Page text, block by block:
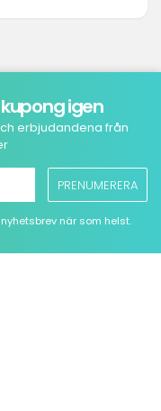
igen
erbjudandena från
PRENUMERERA
när som helst.